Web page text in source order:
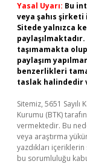
Yasal Uyarı: Bu
veya şahıs
Sitede yalnızca
taşımamakta
paylaşım
benzerlikleri
taslak halindedir
Sitemiz, 5651
Kurumu (BTK)
vermektedir. Bu
veya araştırma
yazdıkları
bu sorumluluğu